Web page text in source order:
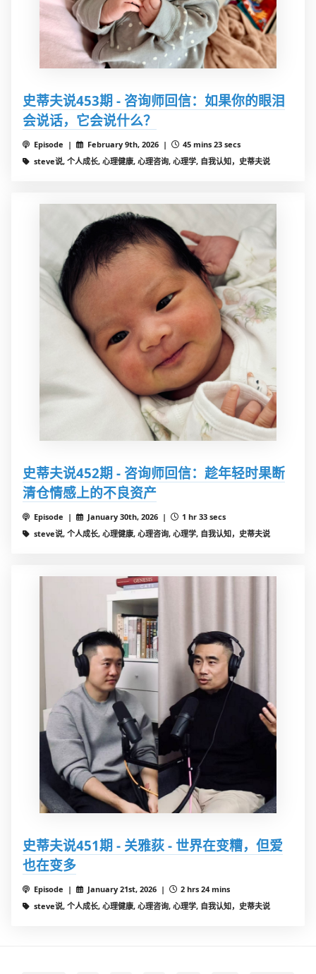
史蒂夫说453期 - 咨询师回信：如果你的眼泪
会说话，它会说什么？
Episode | February 9th, 2026 |
45 mins 23 secs
steve说, 个人成长, 心理健康, 心理咨询, 心理学, 自我认知，史蒂夫说
史蒂夫说452期 - 咨询师回信：趁年轻时果断
清仓情感上的不良资产
Episode | January 30th, 2026 |
1 hr 33 secs
steve说, 个人成长, 心理健康, 心理咨询, 心理学, 自我认知，史蒂夫说
史蒂夫说451期 - 关雅荻 - 世界在变糟，但爱
也在变多
Episode | January 21st, 2026 |
2 hrs 24 mins
steve说, 个人成长, 心理健康, 心理咨询, 心理学, 自我认知，史蒂夫说